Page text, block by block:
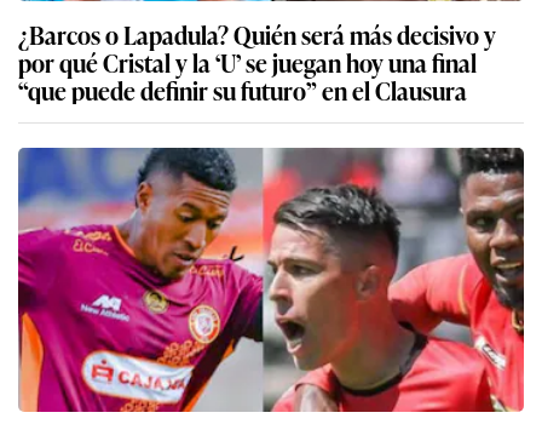
¿Barcos o Lapadula? Quién será más decisivo y
por qué Cristal y la ‘U’ se juegan hoy una final
“que puede definir su futuro” en el Clausura